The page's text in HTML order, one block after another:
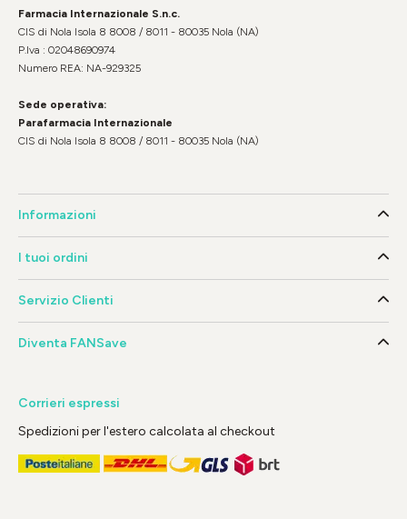
Farmacia Internazionale S.n.c.
CIS di Nola Isola 8 8008 / 8011 - 80035 Nola (NA)
P.Iva : 02048690974
Numero REA: NA-929325
Sede operativa:
Parafarmacia Internazionale
CIS di Nola Isola 8 8008 / 8011 - 80035 Nola (NA)
Informazioni
I tuoi ordini
Servizio Clienti
Diventa FANSave
Corrieri espressi
Spedizioni per l'estero calcolata al checkout